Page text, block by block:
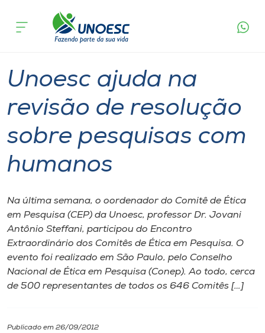
Cursos
Pesquisa
Atendimento ao Estudante
Portal de Ensino
A
Unoesc
Internacionalização
I.nova
Diplomados
acontece
Unoesc ajuda na
revisão de resolução
sobre pesquisas com
humanos
Na última semana, o oordenador do Comitê de Ética
em Pesquisa (CEP) da Unoesc, professor Dr. Jovani
Antônio Steffani, participou do Encontro
Extraordinário dos Comitês de Ética em Pesquisa. O
evento foi realizado em São Paulo, pelo Conselho
Nacional de Ética em Pesquisa (Conep). Ao todo, cerca
de 500 representantes de todos os 646 Comitês […]
Publicado em 26/09/2012